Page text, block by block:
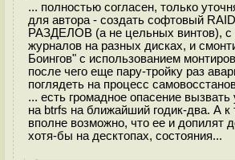
... полностью согласен, только
для автора - создать софтовый
РАЗДЕЛОВ (а не цельных винтов), с
журналов на разных дисках, и
Боингов" с использованием
после чего еще пару-тройку раз
поглядеть на процесс
... есть громадное опасение
на btrfs на ближайший годик-два. А к
вполне возможно, что ее и допилят
хотя-бы на десктопах, состояния...